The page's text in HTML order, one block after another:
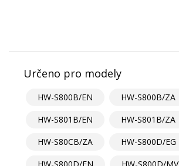
Určeno pro modely
HW-S800B/EN
HW-S800B/ZA
HW-S801B/EN
HW-S801B/ZA
HW-S80CB/ZA
HW-S800D/EG